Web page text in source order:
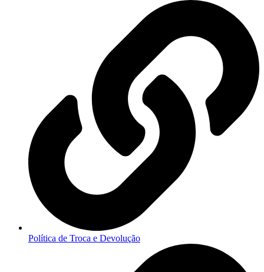
Política de Troca e Devolução